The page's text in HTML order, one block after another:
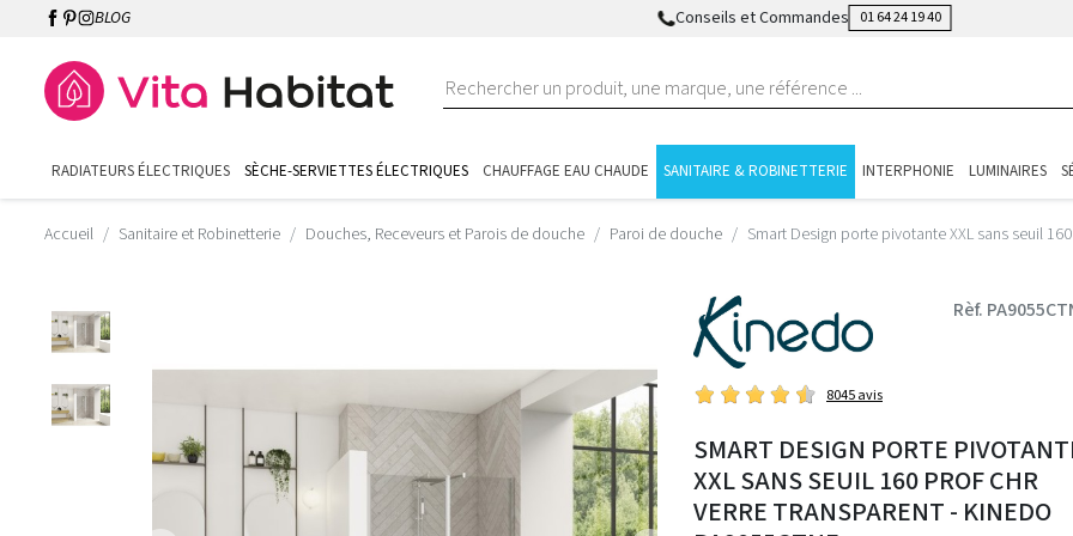
BLOG Conseils et Commandes 01 64 24 19 40
RADIATEURS ÉLECTRIQUES SÈCHE-SERVIETTES ÉLECTRIQUES CHAUFFAGE EAU CHAUDE SANITAIRE & ROBINETTERIE INTERPHONIE LUMINAIRES
Accueil Sanitaire et Robinetterie Douches, Receveurs et Parois de douche Paroi de douche Smart Design porte pivotante XXL sans seuil
Rèf.
8045 avis
SMART DESIGN PORTE
XXL SANS SEUIL 160 PROF CHR
VERRE TRANSPARENT - KINEDO